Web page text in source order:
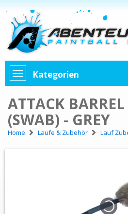
Kategorien
ATTACK
(SWAB) - GREY
Home Läufe & Zubehör Lauf